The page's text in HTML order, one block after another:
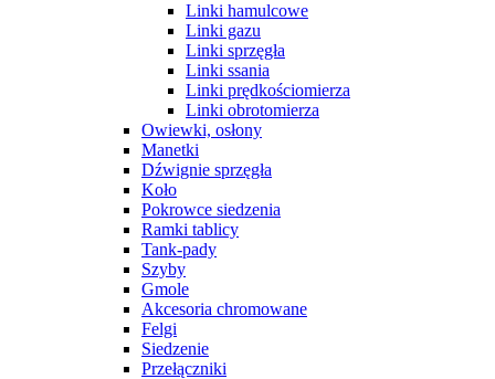
Linki hamulcowe
Linki gazu
Linki sprzęgła
Linki ssania
Linki prędkościomierza
Linki obrotomierza
Owiewki, osłony
Manetki
Dźwignie sprzęgła
Koło
Pokrowce siedzenia
Ramki tablicy
Tank-pady
Szyby
Gmole
Akcesoria chromowane
Felgi
Siedzenie
Przełączniki